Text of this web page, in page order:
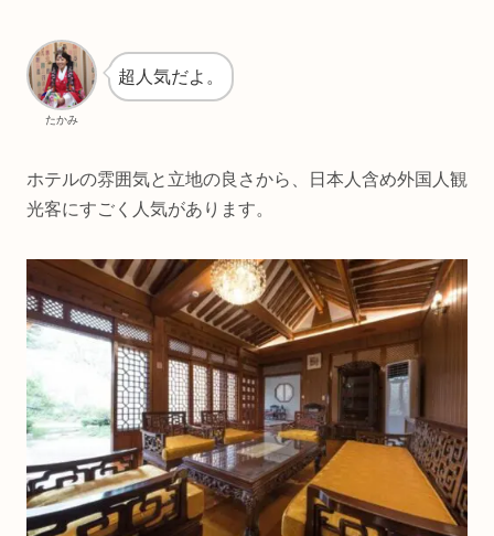
たかみ
超人気だよ。
ホテルの雰囲気と立地の良さから、日本人含め外国人観
光客にすごく人気があります。